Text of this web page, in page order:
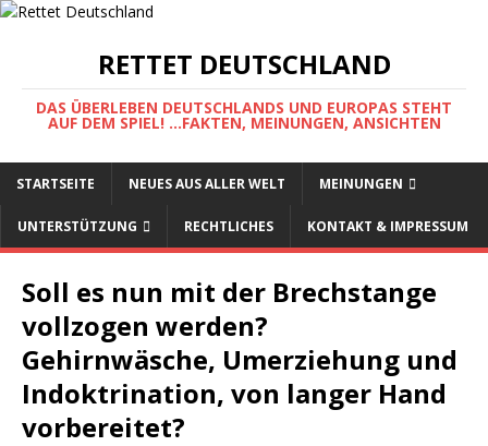
RETTET DEUTSCHLAND
DAS ÜBERLEBEN DEUTSCHLANDS UND EUROPAS STEHT
AUF DEM SPIEL! ...FAKTEN, MEINUNGEN, ANSICHTEN
STARTSEITE NEUES AUS ALLER WELT MEINUNGEN
UNTERSTÜTZUNG RECHTLICHES KONTAKT & IMPRESSUM
Soll es nun mit der Brechstange
vollzogen werden?
Gehirnwäsche, Umerziehung und
Indoktrination, von langer Hand
vorbereitet?